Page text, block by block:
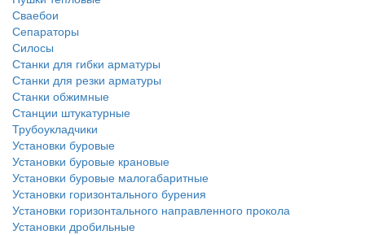
Сваебои
Сепараторы
Силосы
Станки для гибки арматуры
Станки для резки арматуры
Станки обжимные
Станции штукатурные
Трубоукладчики
Установки буровые
Установки буровые крановые
Установки буровые малогабаритные
Установки горизонтального бурения
Установки горизонтального направленного прокола
Установки дробильные